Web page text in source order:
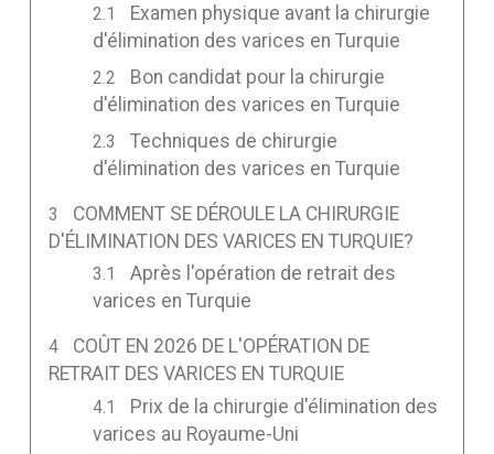
Examen physique avant la chirurgie
d'élimination des varices en Turquie
Bon candidat pour la chirurgie
d'élimination des varices en Turquie
Techniques de chirurgie
d'élimination des varices en Turquie
COMMENT SE DÉROULE LA CHIRURGIE
D'ÉLIMINATION DES VARICES EN TURQUIE?
Après l'opération de retrait des
varices en Turquie
COÛT EN 2026 DE L'OPÉRATION DE
RETRAIT DES VARICES EN TURQUIE
Prix de la chirurgie d'élimination des
varices au Royaume-Uni